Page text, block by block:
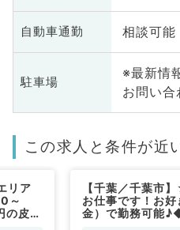
自動車通勤 相談可能
駐車場
※最新情
お問い合
この求人と条件が近
リア
～
皮膚
【千葉／千葉市
お仕事です！お好
金）で勤務可能